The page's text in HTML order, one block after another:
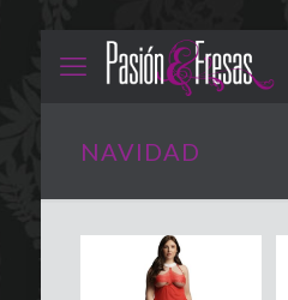
NAVIDAD